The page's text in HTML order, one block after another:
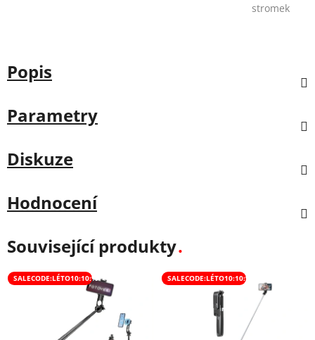
stromek
Popis
Parametry
Diskuze
Hodnocení
Související produkty
SALECODE:LÉTO10:10:% SALECODE:LÉTO10:10:%